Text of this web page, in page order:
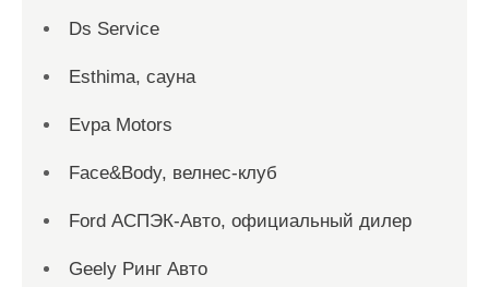
Ds Service
Esthima, сауна
Evpa Motors
Face&Body, велнес-клуб
Ford АСПЭК-Авто, официальный дилер
Geely Ринг Авто